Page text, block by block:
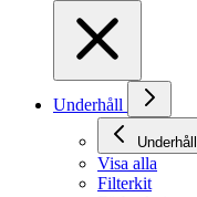
Underhåll
Underhåll
Visa alla
Filterkit